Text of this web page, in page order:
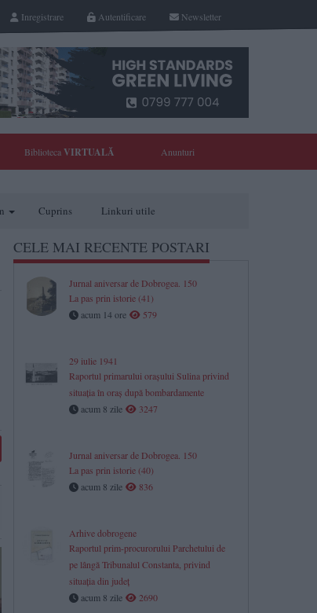
Newsletter
Autentificare
Inregistrare
BibliotecaVIRTUALĂ Anunturi
Cuprins Linkuri utile
CELE MAI RECENTE POSTARI
Jurnal aniversar de Dobrogea. 150
La pas prin istorie (41)
acum 14 ore
579
29 iulie 1941
Raportul primarului orașului Sulina privind
situația în oraș după bombardamente
acum 8 zile
3247
Jurnal aniversar de Dobrogea. 150
La pas prin istorie (40)
acum 8 zile
836
Arhive dobrogene
Raportul prim-procurorului Parchetului de
pe lângă Tribunalul Constanta, privind
situaţia din judeţ
acum 8 zile
2690